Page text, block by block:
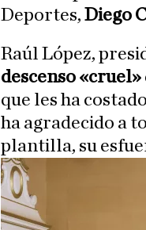
Deportes, Diego
Raúl López,
descenso «cruel»
que les ha
ha agradecido a
plantilla, su